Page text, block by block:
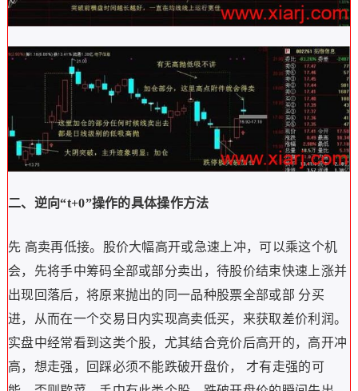
二、逆向“t+0”操作的具体操作方法
先 高卖再低接。股价大幅高开或急速上冲，可以乘这个机
会，先将手中筹码全部或部分卖出，待股价结束快速上涨并
出现回落后，将原来抛出的同一品种股票全部或部 分买
进，从而在一个交易日内实现高卖低买，来获取差价利润。
实盘中经常看到这类个股，尤其结合竞价后高开的，高开冲
高，想走强，回踩必须不能跌破开盘价， 才有走强的可